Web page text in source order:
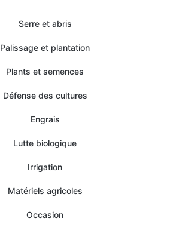
Serre et abris
Palissage et plantation
Plants et semences
Défense des cultures
Engrais
Lutte biologique
Irrigation
Matériels agricoles
Occasion